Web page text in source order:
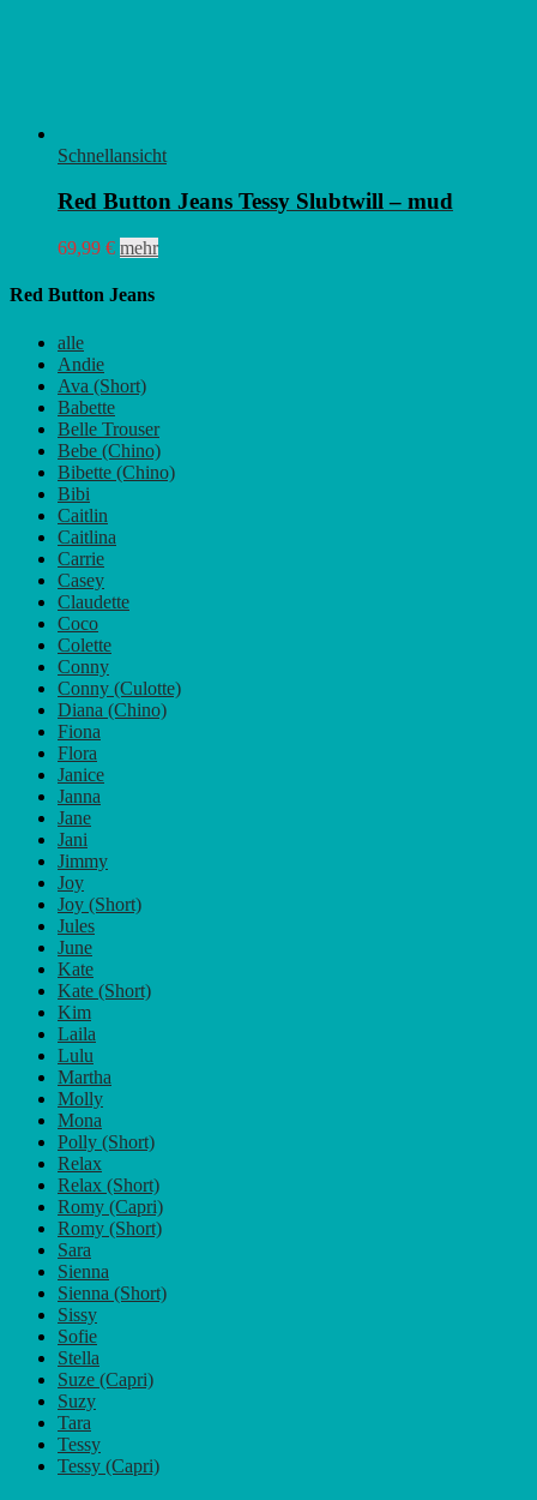
Schnellansicht
Red Button Jeans Tessy Slubtwill – mud
69,99 € mehrDieses
auf
der
Produktseite
Red Button Jeans
alle
Andie
Ava (Short)
Babette
Belle Trouser
Bebe (Chino)
Bibette (Chino)
Bibi
Caitlin
Caitlina
Carrie
Casey
Claudette
Coco
Colette
Conny
Conny (Culotte)
Diana (Chino)
Fiona
Flora
Janice
Janna
Jane
Jani
Jimmy
Joy
Joy (Short)
Jules
June
Kate
Kate (Short)
Kim
Laila
Lulu
Martha
Molly
Mona
Polly (Short)
Relax
Relax (Short)
Romy (Capri)
Romy (Short)
Sara
Sienna
Sienna (Short)
Sissy
Sofie
Stella
Suze (Capri)
Suzy
Tara
Tessy
Tessy (Capri)